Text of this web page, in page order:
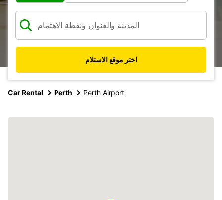
اختر موقع الاستلام
Car Rental Perth Perth Airport